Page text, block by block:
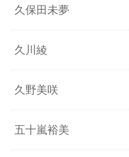
久保田未夢
久川綾
久野美咲
五十嵐裕美